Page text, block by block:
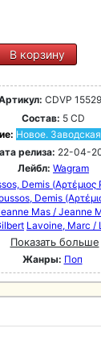
В корзину
CDVP
Состав: 5 CD
Новое.
релиза: 22-04-
Лейбл: Wagram
Demis
Demis
Mas / Jeanne
Lavoine, Marc /
Показать больше
Жанры: Поп